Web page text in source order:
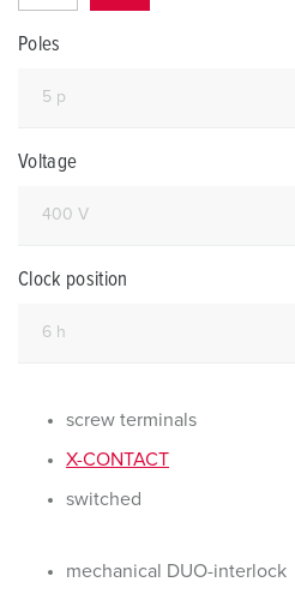
Poles
Voltage
Clock position
screw terminals
X-CONTACT
switched
mechanical DUO-interlock